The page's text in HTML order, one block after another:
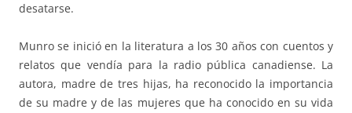
desatarse.
Munro se inició en la literatura a los 30 años con cuentos y
relatos que vendía para la radio pública canadiense. La
autora, madre de tres hijas, ha reconocido la importancia
de su madre y de las mujeres que ha conocido en su vida